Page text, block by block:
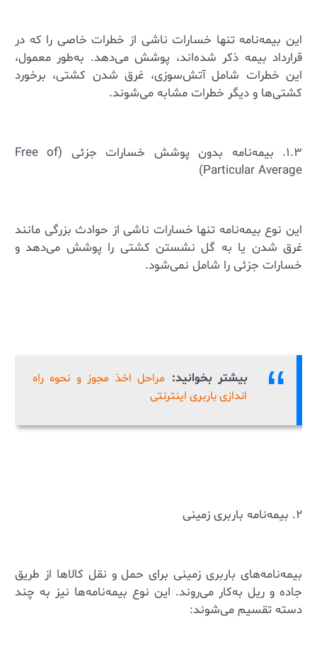
این بیمه‌نامه تنها خسارات ناشی از خطرات خاصی را که در
قرارداد بیمه ذکر شده‌اند، پوشش می‌دهد. به‌طور معمول،
این خطرات شامل آتش‌سوزی، غرق شدن کشتی، برخورد
کشتی‌ها و دیگر خطرات مشابه می‌شوند.
۱.۳. بیمه‌نامه بدون پوشش خسارات جزئی (Free of
Particular Average)
این نوع بیمه‌نامه تنها خسارات ناشی از حوادث بزرگی مانند
غرق شدن یا به گل نشستن کشتی را پوشش می‌دهد و
خسارات جزئی را شامل نمی‌شود.
بیشتر بخوانید: مراحل اخذ مجوز و نحوه راه
اندازی باربری اینترنتی
۲. بیمه‌نامه باربری زمینی
بیمه‌نامه‌های باربری زمینی برای حمل و نقل کالاها از طریق
جاده و ریل به‌کار می‌روند. این نوع بیمه‌نامه‌ها نیز به چند
دسته تقسیم می‌شوند: